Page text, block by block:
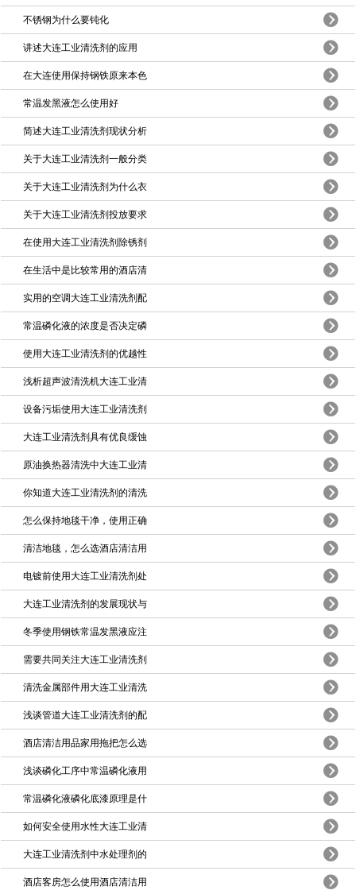
不锈钢为什么要钝化
讲述大连工业清洗剂的应用
在大连使用保持钢铁原来本色
常温发黑液怎么使用好
简述大连工业清洗剂现状分析
关于大连工业清洗剂一般分类
关于大连工业清洗剂为什么衣
关于大连工业清洗剂投放要求
在使用大连工业清洗剂除锈剂
在生活中是比较常用的酒店清
实用的空调大连工业清洗剂配
常温磷化液的浓度是否决定磷
使用大连工业清洗剂的优越性
浅析超声波清洗机大连工业清
设备污垢使用大连工业清洗剂
大连工业清洗剂具有优良缓蚀
原油换热器清洗中大连工业清
你知道大连工业清洗剂的清洗
怎么保持地毯干净，使用正确
清洁地毯，怎么选酒店清洁用
电镀前使用大连工业清洗剂处
大连工业清洗剂的发展现状与
冬季使用钢铁常温发黑液应注
需要共同关注大连工业清洗剂
清洗金属部件用大连工业清洗
浅谈管道大连工业清洗剂的配
酒店清洁用品家用拖把怎么选
浅谈磷化工序中常温磷化液用
常温磷化液磷化底漆原理是什
如何安全使用水性大连工业清
大连工业清洗剂中水处理剂的
酒店客房怎么使用酒店清洁用